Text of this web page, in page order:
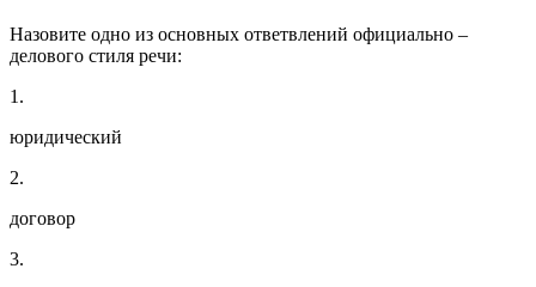
Назовите одно из основных ответвлений официально –
делового стиля речи:
1.
юридический
2.
договор
3.